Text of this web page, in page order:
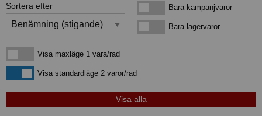
Sortera efter Bara kampanjvarorBara kampanjvaror
Bara lagervarorBara lagervaror
Visa maxläge 1 vara/rad
Visa maxläge 1 vara/rad
Visa standardlägeVisa standardläge 2 varor/rad